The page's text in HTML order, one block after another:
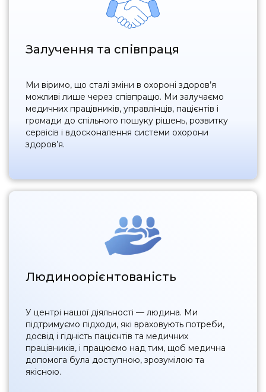
Залучення та співпраця
Ми віримо, що сталі зміни в охороні здоров’я
можливі лише через співпрацю. Ми залучаємо
медичних працівників, управлінців, пацієнтів і
громади до спільного пошуку рішень, розвитку
сервісів і вдосконалення системи охорони
здоров’я.
Людиноорієнтованість
У центрі нашої діяльності — людина. Ми
підтримуємо підходи, які враховують потреби,
досвід і гідність пацієнтів та медичних
працівників, і працюємо над тим, щоб медична
допомога була доступною, зрозумілою та
якісною.